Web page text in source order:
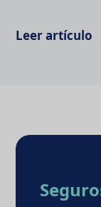
Leer artículo